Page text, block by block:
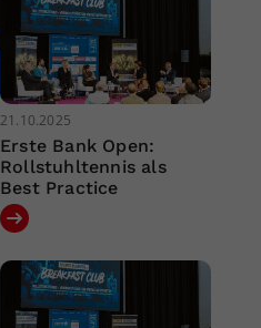
21.10.2025
Erste Bank Open:
Rollstuhltennis als
Best Practice